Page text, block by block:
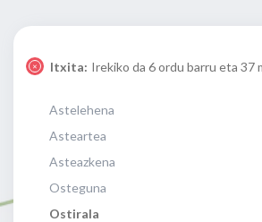
Itxita: Irekiko da 6 ordu barru eta 37
Astelehena
Asteartea
Asteazkena
Osteguna
Ostirala